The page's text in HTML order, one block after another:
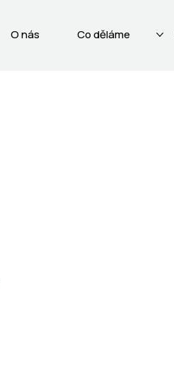
O nás Co děláme